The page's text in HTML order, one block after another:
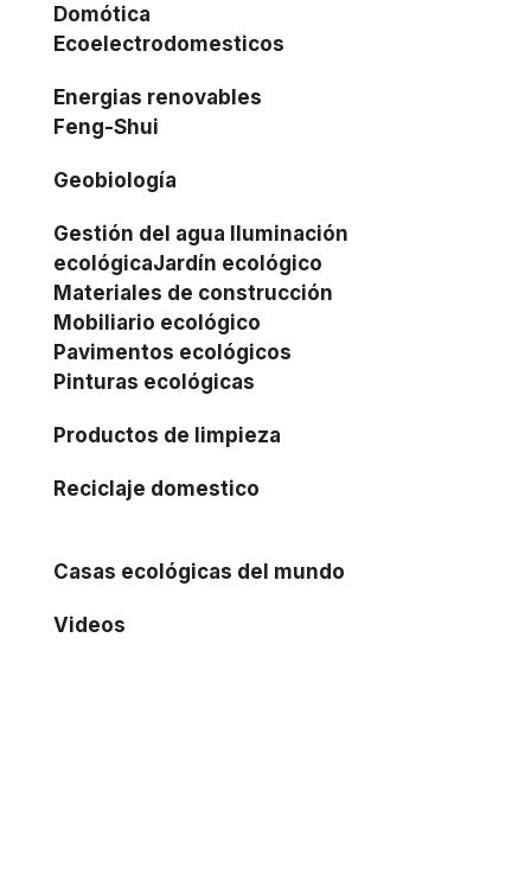
Domótica
Ecoelectrodomesticos
Energias renovables
Feng-Shui
Geobiología
Gestión del agua Iluminación
ecológicaJardín ecológico
Materiales de construcción
Mobiliario ecológico
Pavimentos ecológicos
Pinturas ecológicas
Productos de limpieza
Reciclaje domestico
Casas ecológicas del mundo
Videos